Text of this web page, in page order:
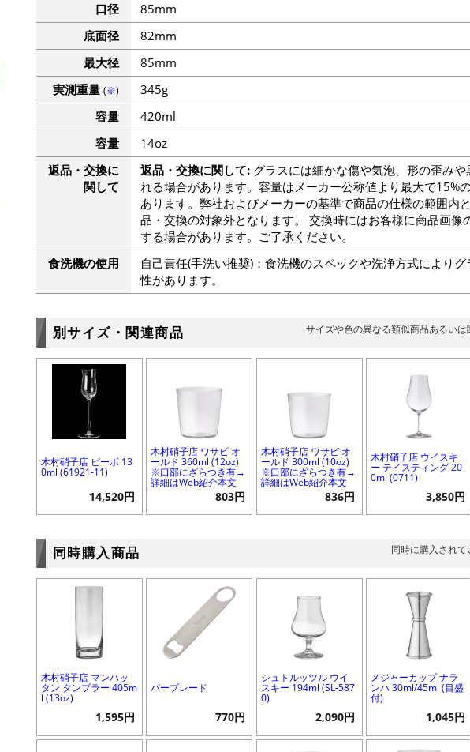
口径
85mm
底面径
82mm
最大径
85mm
実測重量 (※)
345g
容量
420ml
容量
14oz
返品・交換に
関して
返品・交換に関して:グラスには細かな傷や気泡、形の歪みや
れる場合があります。容量はメーカー公称値より最大で15%
あります。弊社およびメーカーの基準で商品の仕様の範囲内
品・交換の対象外となります。 交換時にはお客様に商品画像
する場合があります。ご了承ください。
食洗機の使用
自己責任(手洗い推奨)：食洗機のスペックや洗浄方式により
性があります。
別サイズ・関連商品 サイズや色の異なる類似商品あるい
木村硝子店 ピーボ 13
0ml (61921-11)
14,520円
木村硝子店 ワサビ オ
ールド 360ml (12oz)
※口部にざらつき有→
詳細はWeb紹介本文
803円
木村硝子店 ワサビ オ
ールド 300ml (10oz)
※口部にざらつき有→
詳細はWeb紹介本文
836円
木村硝子店 ウイスキ
ー テイスティング 20
0ml (0711)
3,850円
同時購入商品 同時に購入され
木村硝子店 マンハッ
タン タンブラー 405m
l (13oz)
1,595円
バーブレード
770円
シュトルッツル ウイ
スキー 194ml (SL-587
0)
2,090円
メジャーカップ ナラ
ンハ 30ml/45ml (目盛
付)
1,045円